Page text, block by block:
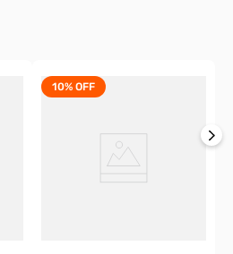
10% OFF